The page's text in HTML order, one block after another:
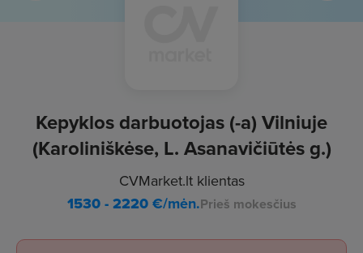
Kepyklos darbuotojas (-a) Vilniuje
(Karoliniškėse, L. Asanavičiūtės g.)
CVMarket.lt klientas
1530 - 2220€/mėn.Prieš mokesčius